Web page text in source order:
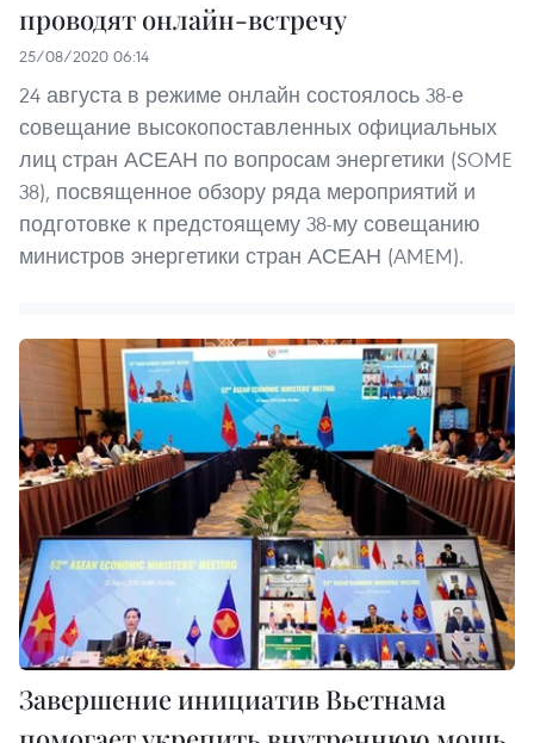
проводят онлайн-встречу
25/08/2020 06:14
24 августа в режиме онлайн состоялось 38-е
совещание высокопоставленных официальных
лиц стран АСЕАН по вопросам энергетики (SOME
38), посвященное обзору ряда мероприятий и
подготовке к предстоящему 38-му совещанию
министров энергетики стран АСЕАН (AMEM).
Завершение инициатив Вьетнама